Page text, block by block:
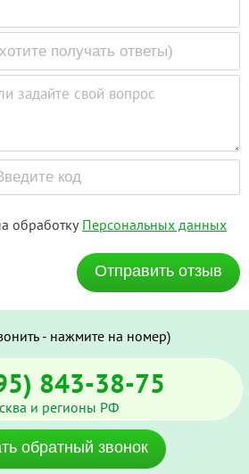
обработку Персональных данных
Отправить отзыв
- нажмите на номер)
843-38-75
и регионы РФ
обратный звонок